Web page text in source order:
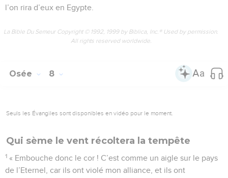
l’on rira d’eux en Egypte.
La Bible Du Semeur Copyright © 1992, 1999 by Biblica, Inc.® Used by permission.
All rights reserved worldwide.
Osée 8
Seuls les Évangiles sont disponibles en vidéo pour le moment.
Qui sème le vent récoltera la tempête
1 « Embouche donc le cor ! C’est comme un aigle sur le pays
de l’Eternel, car ils ont violé mon alliance, et ils ont